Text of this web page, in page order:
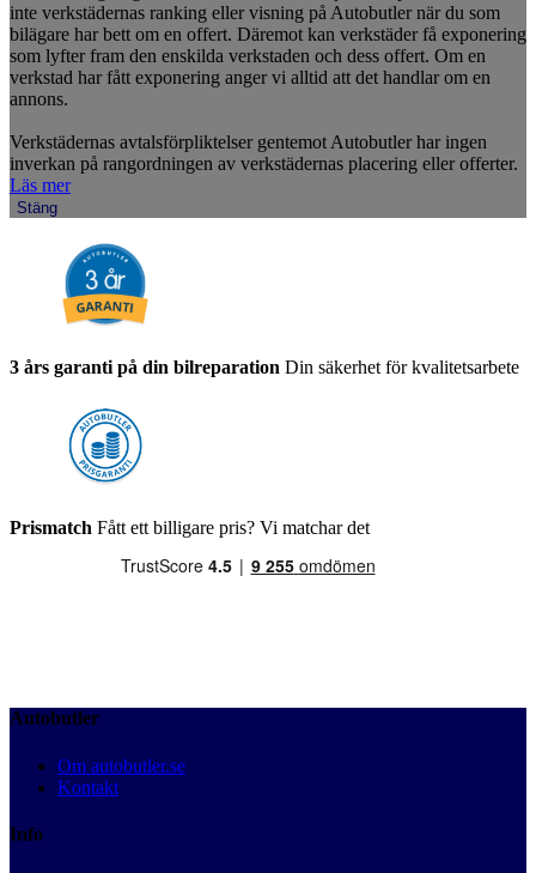
inte verkstädernas ranking eller visning på Autobutler när du som
bilägare har bett om en offert. Däremot kan verkstäder få exponering
som lyfter fram den enskilda verkstaden och dess offert. Om en
verkstad har fått exponering anger vi alltid att det handlar om en
annons.
Verkstädernas avtalsförpliktelser gentemot Autobutler har ingen
inverkan på rangordningen av verkstädernas placering eller offerter.
Läs mer
Stäng
3 års garanti på din bilreparation Din säkerhet för kvalitetsarbete
Prismatch Fått ett billigare pris? Vi matchar det
Autobutler
Om autobutler.se
Kontakt
Info